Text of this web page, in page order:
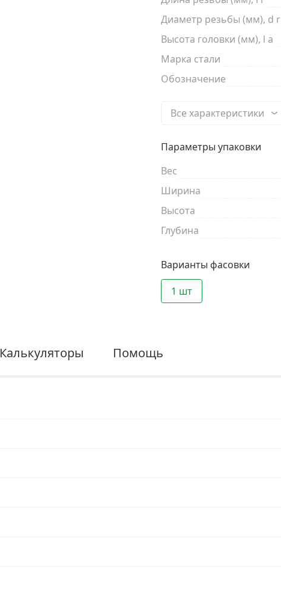
Диаметр резьбы (мм), d r
Высота головки (мм), l a
Марка стали
Обозначение
Все характеристики
Параметры упаковки
Вес
Ширина
Высота
Глубина
Варианты фасовки
1 шт
Калькуляторы Помощь